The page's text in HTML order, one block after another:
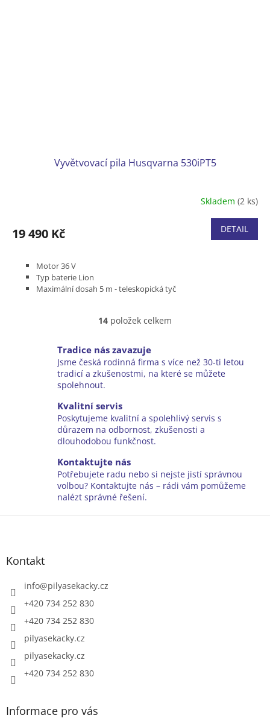
Vyvětvovací pila Husqvarna 530iPT5
Skladem (2 ks)
19 490 Kč DETAIL
Motor 36 V
Typ baterie Lion
Maximální dosah 5 m - teleskopická tyč
Bez baterie a nabíječky
O
l
á
d
p
r
v
v
ý
p
s
14 položek celkem
Tradice nás zavazuje
Jsme česká rodinná firma s více než 30-ti letou
tradicí a zkušenostmi, na které se můžete
spolehnout.
Kvalitní servis
Poskytujeme kvalitní a spolehlivý servis s
důrazem na odbornost, zkušenosti a
dlouhodobou funkčnost.
Kontaktujte nás
Potřebujete radu nebo si nejste jistí správnou
volbou? Kontaktujte nás – rádi vám pomůžeme
nalézt správné řešení.
Z
Kontakt
info@pilyasekacky.cz
+420 734 252 830
+420 734 252 830
pilyasekacky.cz
pilyasekacky.cz
+420 734 252 830
Informace pro vás